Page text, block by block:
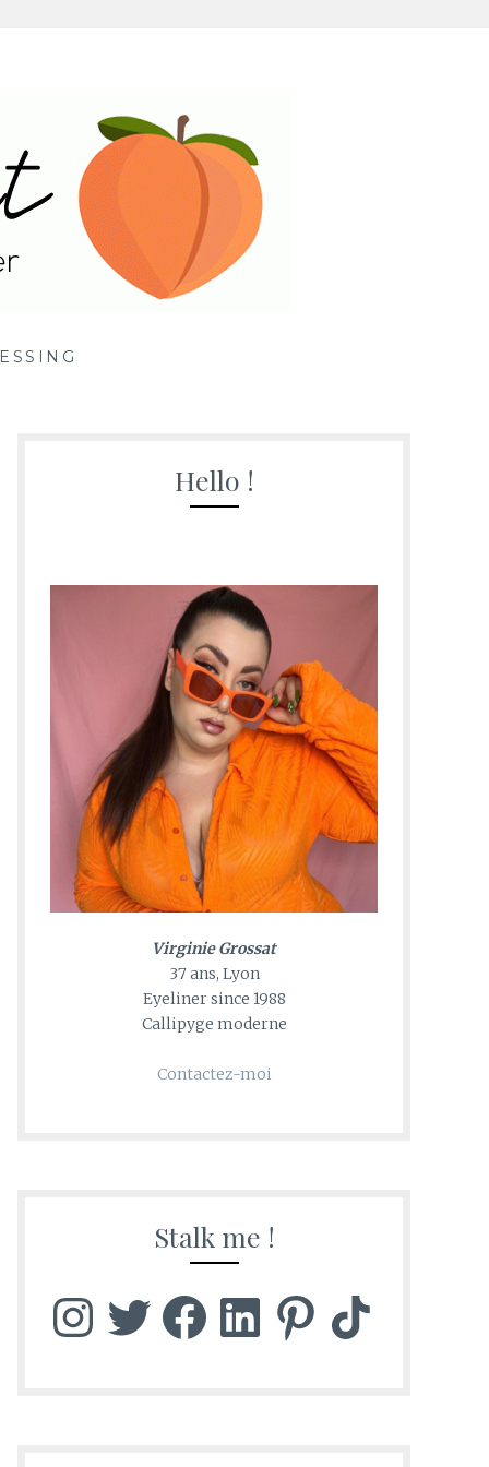
Hello !
Virginie Grossat
37 ans, Lyon
Eyeliner since 1988
Callipyge moderne
Contactez-moi
Stalk me !
InstagramTwitter FacebookLinkedIn Pinterest TikTok